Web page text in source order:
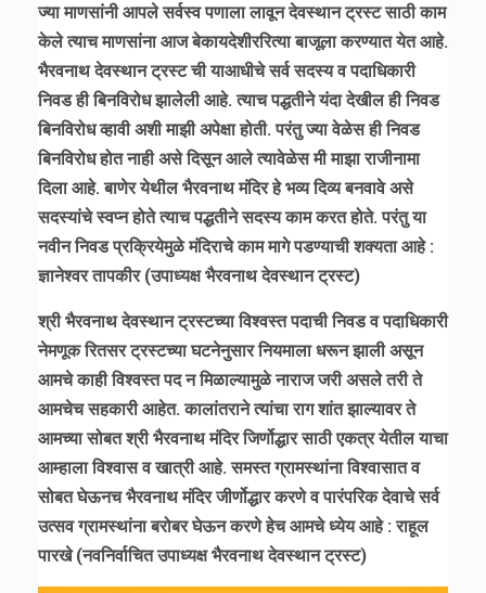
ज्या माणसांनी आपले सर्वस्व पणाला लावून देवस्थान ट्रस्ट साठी काम
केले त्याच माणसांना आज बेकायदेशीररित्या बाजूला करण्यात येत आहे.
भैरवनाथ देवस्थान ट्रस्ट ची याआधीचे सर्व सदस्य व पदाधिकारी
निवड ही बिनविरोध झालेली आहे. त्याच पद्धतीने यंदा देखील ही निवड
बिनविरोध व्हावी अशी माझी अपेक्षा होती. परंतु ज्या वेळेस ही निवड
बिनविरोध होत नाही असे दिसून आले त्यावेळेस मी माझा राजीनामा
दिला आहे. बाणेर येथील भैरवनाथ मंदिर हे भव्य दिव्य बनवावे असे
सदस्यांचे स्वप्न होते त्याच पद्धतीने सदस्य काम करत होते. परंतु या
नवीन निवड प्रक्रियेमुळे मंदिराचे काम मागे पडण्याची शक्यता आहे :
ज्ञानेश्वर तापकीर (उपाध्यक्ष भैरवनाथ देवस्थान ट्रस्ट)
श्री भैरवनाथ देवस्थान ट्रस्टच्या विश्वस्त पदाची निवड व पदाधिकारी
नेमणूक रितसर ट्रस्टच्या घटनेनुसार नियमाला धरून झाली असून
आमचे काही विश्वस्त पद न मिळाल्यामुळे नाराज जरी असले तरी ते
आमचेच सहकारी आहेत. कालांतराने त्यांचा राग शांत झाल्यावर ते
आमच्या सोबत श्री भैरवनाथ मंदिर जिर्णोद्धार साठी एकत्र येतील याचा
आम्हाला विश्वास व खात्री आहे. समस्त ग्रामस्थांना विश्वासात व
सोबत घेऊनच भैरवनाथ मंदिर जीर्णोद्धार करणे व पारंपरिक देवाचे सर्व
उत्सव ग्रामस्थांना बरोबर घेऊन करणे हेच आमचे ध्येय आहे : राहूल
पारखे (नवनिर्वाचित उपाध्यक्ष भैरवनाथ देवस्थान ट्रस्ट)